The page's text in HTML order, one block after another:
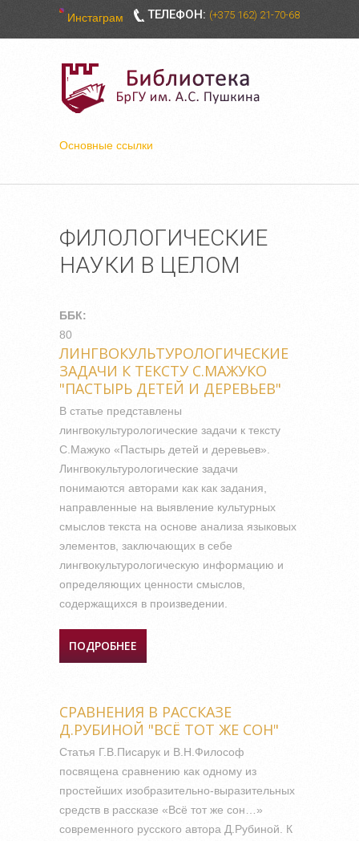
ТЕЛЕФОН: (+375 162) 21-70-68
Инстаграм
Основные ссылки
ФИЛОЛОГИЧЕСКИЕ
НАУКИ В ЦЕЛОМ
ББК:
80
ЛИНГВОКУЛЬТУРОЛОГИЧЕСКИЕ
ЗАДАЧИ К ТЕКСТУ С.МАЖУКО
"ПАСТЫРЬ ДЕТЕЙ И ДЕРЕВЬЕВ"
В статье представлены
лингвокультурологические задачи к тексту
С.Мажуко «Пастырь детей и деревьев».
Лингвокультурологические задачи
понимаются авторами как как задания,
направленные на выявление культурных
смыслов текста на основе анализа языковых
элементов, заключающих в себе
лингвокультурологическую информацию и
определяющих ценности смыслов,
содержащихся в произведении.
ПОДРОБНЕЕ
ЛИНГВОКУЛЬТУРОЛОГИЧЕСКИЕ
СРАВНЕНИЯ В РАССКАЗЕ
Д.РУБИНОЙ "ВСЁ ТОТ ЖЕ СОН"
Статья Г.В.Писарук и В.Н.Философ
посвящена сравнению как одному из
простейших изобразительно-выразительных
средств в рассказе «Всё тот же сон…»
современного русского автора Д.Рубиной. К